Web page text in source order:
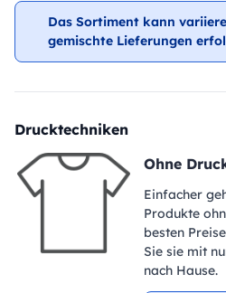
Das Sortiment kann
gemischte Lieferungen
Drucktechniken
Ohne
Einfacher
Produkte
besten
Sie sie mit
nach Hause.